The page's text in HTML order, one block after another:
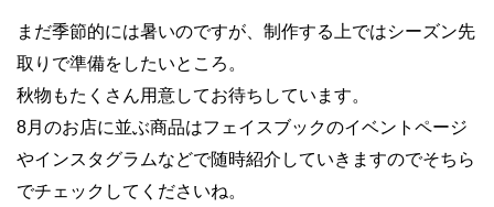
まだ季節的には暑いのですが、制作する上ではシーズン先
取りで準備をしたいところ。
秋物もたくさん用意してお待ちしています。
8月のお店に並ぶ商品はフェイスブックのイベントページ
やインスタグラムなどで随時紹介していきますのでそちら
でチェックしてくださいね。